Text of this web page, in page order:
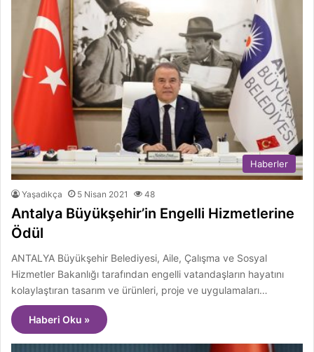
Haberler
Yaşadıkça 5 Nisan 2021 48
Antalya Büyükşehir’in Engelli Hizmetlerine
Ödül
ANTALYA Büyükşehir Belediyesi, Aile, Çalışma ve Sosyal
Hizmetler Bakanlığı tarafından engelli vatandaşların hayatını
kolaylaştıran tasarım ve ürünleri, proje ve uygulamaları…
Haberi Oku »